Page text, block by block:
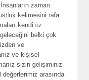
zaman
kelimesini rafa
kendi öz
belki çok
ve
ve kişisel
sizin gelişiminiz
değerlerimiz arasında